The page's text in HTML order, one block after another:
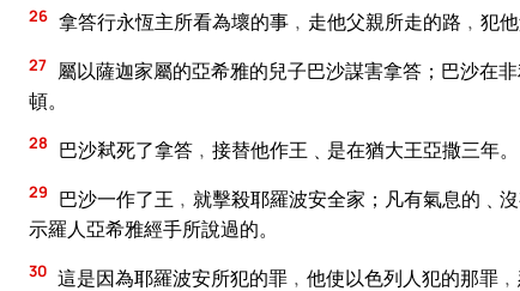
26 拿答行永恆主所看為壞的事﹐走他父親所走的路﹐犯他
27 屬以薩迦家屬的亞希雅的兒子巴沙謀害拿答；巴沙在
頓。
28 巴沙弒死了拿答﹐接替他作王﹑是在猶大王亞撒三年。
29
巴沙一作了王﹐就擊殺耶羅波安全家；凡有氣息的﹑
示羅人亞希雅經手所說過的。
30 這是因為耶羅波安所犯的罪﹐他使以色列人犯的那罪﹐